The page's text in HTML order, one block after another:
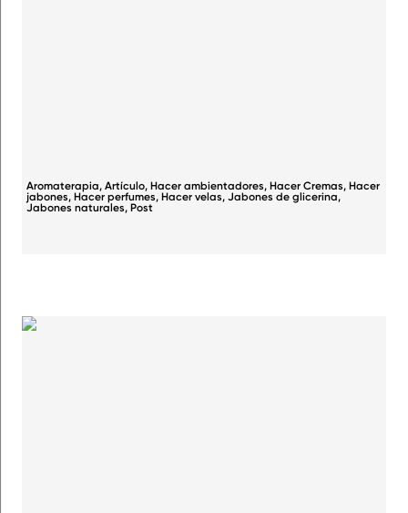
Aromaterapia, Artículo, Hacer ambientadores, Hacer Cremas, Hacer
jabones, Hacer perfumes, Hacer velas, Jabones de glicerina,
Jabones naturales, Post